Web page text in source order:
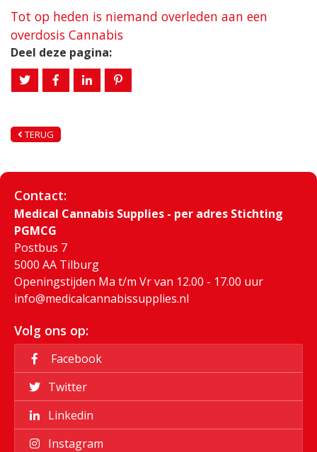
Tot op heden is niemand overleden aan een
overdosis Cannabis
Deel deze pagina:
TERUG
Contact:
Medical Cannabis Supplies - per adres Stichting
PGMCG
Postbus 7
5000 AA Tilburg
Openingstijden Ma t/m Vr van 12.00 - 17.00 uur
info@medicalcannabissupplies.nl
Volg ons op:
Facebook
Twitter
Linkedin
Instagram